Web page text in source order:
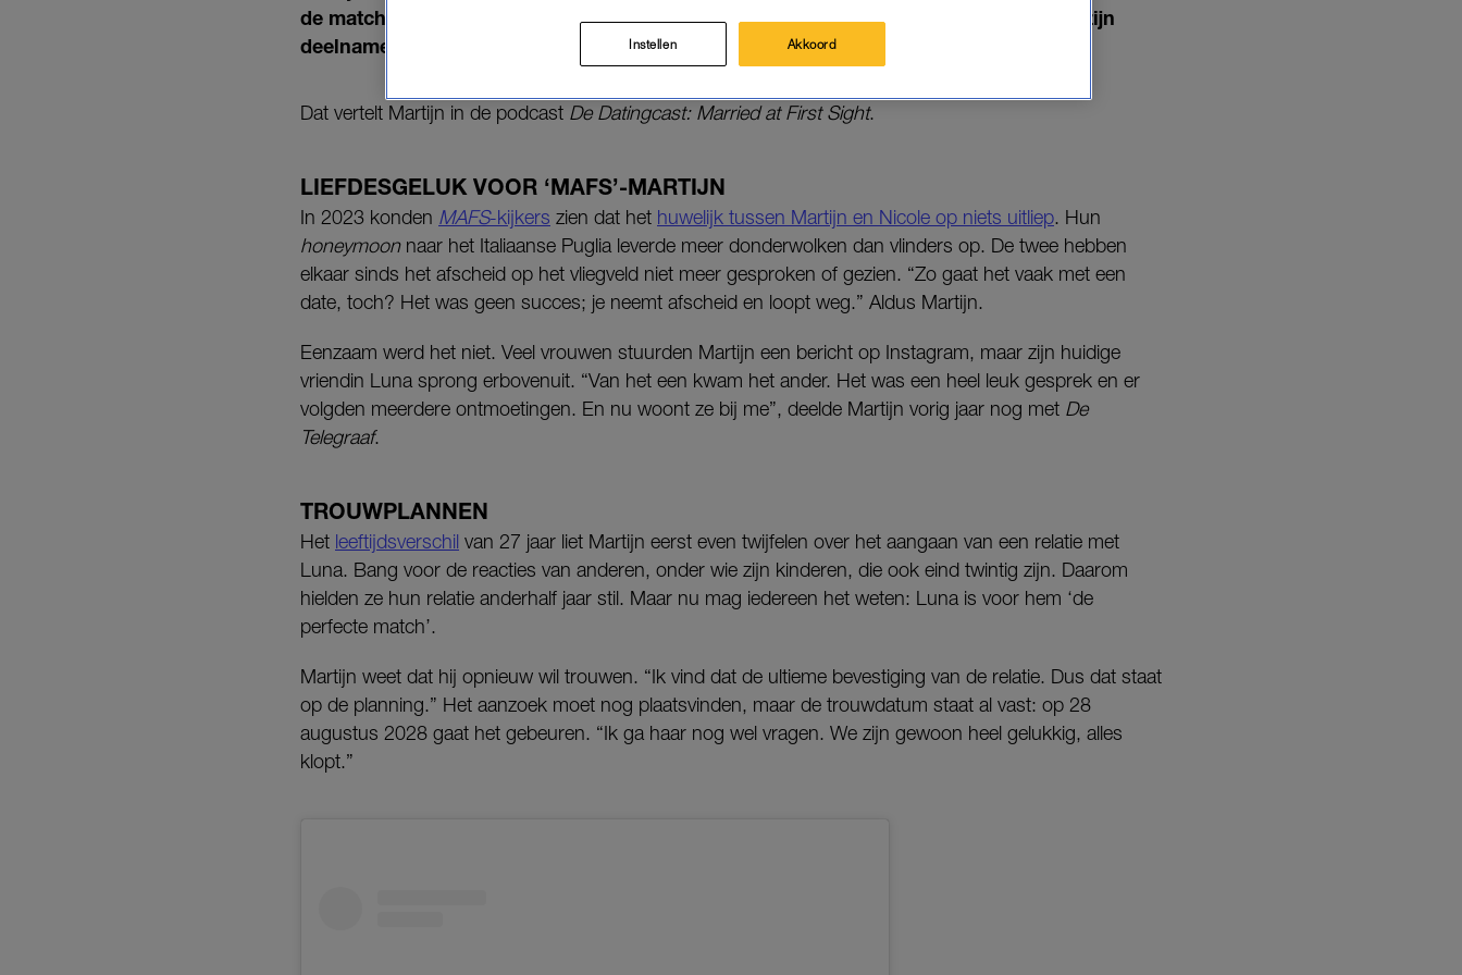
de match met Nicole (48)
allesbehalve een schot in de roos te zijn. Tóch hield hij aan zijn
deelname de ‘perfecte match’ over.
Dat vertelt Martijn in de podcast De Datingcast: Married at First Sight.
LIEFDESGELUK VOOR ‘MAFS’-MARTIJN
In 2023 konden MAFS-kijkers zien dat het huwelijk tussen Martijn en Nicole op niets uitliep. Hun
honeymoonnaar het Italiaanse Puglia leverde meer donderwolken dan vlinders op. De twee hebben
elkaar sinds het afscheid op het vliegveld niet meer gesproken of gezien. “Zo gaat het vaak met een
date, toch? Het was geen succes; je neemt afscheid en loopt weg.” Aldus Martijn.
Eenzaam werd het niet. Veel vrouwen stuurden Martijn een bericht op Instagram, maar zijn huidige
vriendin Luna sprong erbovenuit. “Van het een kwam het ander. Het was een heel leuk gesprek en er
volgden meerdere ontmoetingen. En nu woont ze bij me”, deelde Martijn vorig jaar nog met De
Telegraaf.
TROUWPLANNEN
Het leeftijdsverschil van 27 jaar liet Martijn eerst even twijfelen over het aangaan van een relatie met
Luna. Bang voor de reacties van anderen, onder wie zijn kinderen, die ook eind twintig zijn. Daarom
hielden ze hun relatie anderhalf jaar stil. Maar nu mag iedereen het weten: Luna is voor hem ‘de
perfecte match’.
Martijn weet dat hij opnieuw wil trouwen. “Ik vind dat de ultieme bevestiging van de relatie. Dus dat staat
op de planning.” Het aanzoek moet nog plaatsvinden, maar de trouwdatum staat al vast: op 28
augustus 2028 gaat het gebeuren. “Ik ga haar nog wel vragen. We zijn gewoon heel gelukkig, alles
klopt.”
Instellen Akkoord